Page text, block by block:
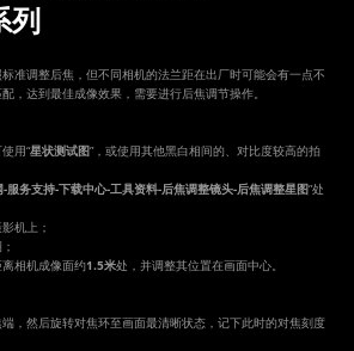
列
准调整后焦，但不同相机的法兰距在出厂时可能会有一点不
，达到最佳成像效果，需要进行后焦调节操作。
用“星状测试图”，或使用其他黑白相间的、对比度较高的拍
-服务支持-下载中心-工具资料-后焦调整镜头-后焦调整星图”处
机上；
相机成像面约1.5米处，并调整其位置在画面中心。
，然后旋转对焦环至画面最清晰状态，记下此时的对焦刻度